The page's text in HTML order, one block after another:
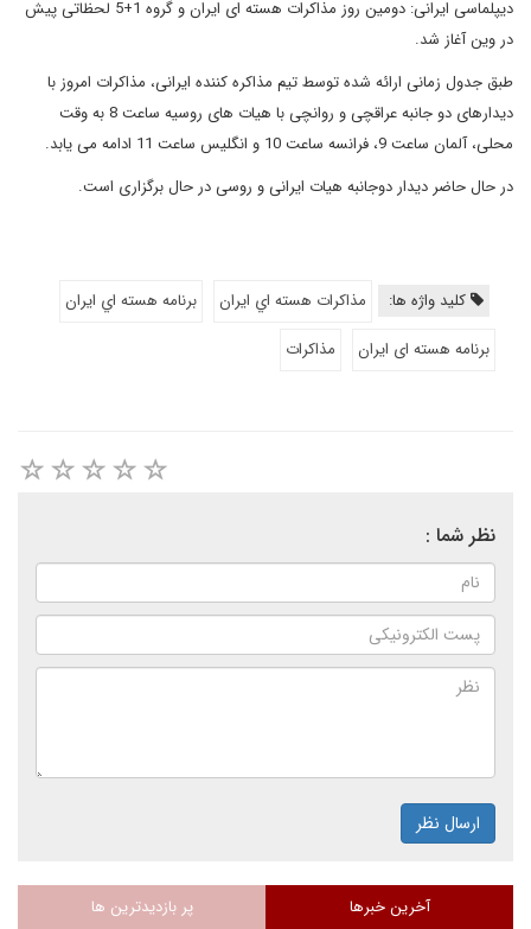
دیپلماسی ایرانی: دومین روز مذاکرات هسته ای ایران و گروه 1+5 لحظاتی پیش
در وین آغاز شد.
طبق جدول زمانی ارائه شده توسط تیم مذاکره کننده ایرانی، مذاکرات امروز با
دیدارهای دو جانبه عراقچی و روانچی با هیات های روسیه ساعت 8 به وقت
محلی، آلمان ساعت 9، فرانسه ساعت 10 و انگلیس ساعت 11 ادامه می یابد.
در حال حاضر دیدار دوجانبه هیات ایرانی و روسی در حال برگزاری است.
کلید واژه ها: مذاكرات هسته اي ايران
برنامه هسته اي ايران
برنامه هسته ای ایران
مذاکرات
نظر شما :
ارسال نظر
آخرین خبرها پر بازدیدترین ها